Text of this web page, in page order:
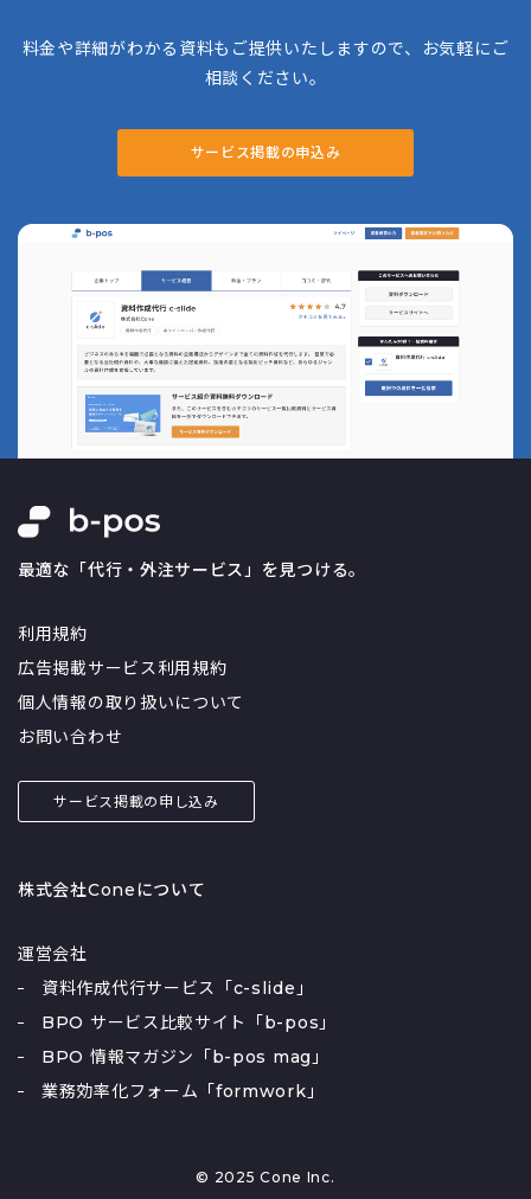
料金や詳細がわかる資料もご提供いたしますので、お気軽にご
相談ください。
サービス掲載の申込み
最適な「代行・外注サービス」を見つける。
利用規約
広告掲載サービス利用規約
個人情報の取り扱いについて
お問い合わせ
サービス掲載の申し込み
株式会社Coneについて
運営会社
資料作成代行サービス「c-slide」
BPO サービス比較サイト「b-pos」
BPO 情報マガジン「b-pos mag」
業務効率化フォーム「formwork」
© 2025 Cone Inc.